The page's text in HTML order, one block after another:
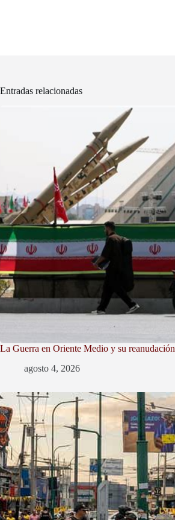
Entradas relacionadas
La Guerra en Oriente Medio y su reanudación
agosto 4, 2026